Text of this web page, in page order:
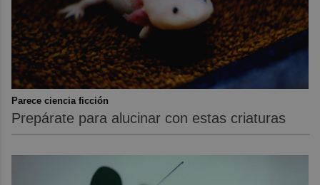
Parece ciencia ficción
Prepárate para alucinar con estas criaturas